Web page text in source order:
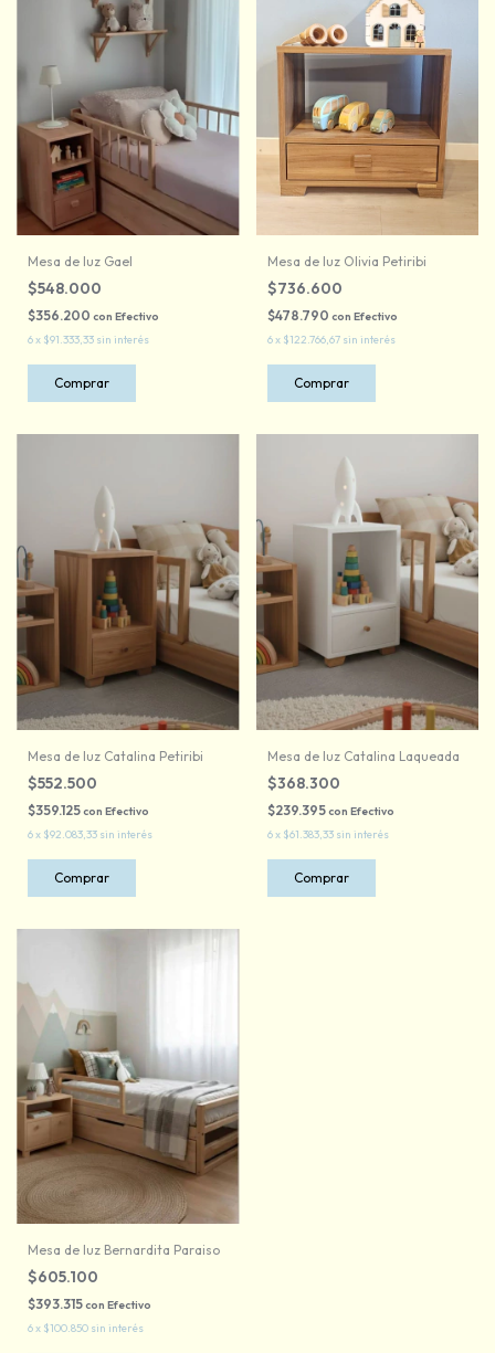
Mesa de luz Gael
$548.000
$356.200 con Efectivo
6x $91.333,33 sin interés
Mesa de luz Olivia Petiribi
$736.600
$478.790 con Efectivo
6x $122.766,67 sin interés
Mesa de luz Catalina Petiribi
$552.500
$359.125con Efectivo
6x $92.083,33 sin interés
Mesa de luz Catalina Laqueada
$368.300
$239.395con Efectivo
6x $61.383,33 sin interés
Mesa de luz Bernardita Paraiso
$605.100
$393.315con Efectivo
6x $100.850 sin interés